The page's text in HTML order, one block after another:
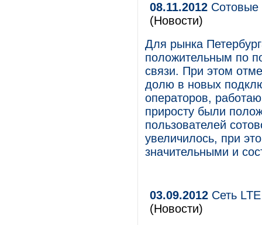
08.11.2012 Сотовые
(Новости)
Для рынка
положительным по
связи. При этом
долю в новых
операторов,
приросту были
пользователей
увеличилось, при
значительными и
03.09.2012 Сеть
(Новости)